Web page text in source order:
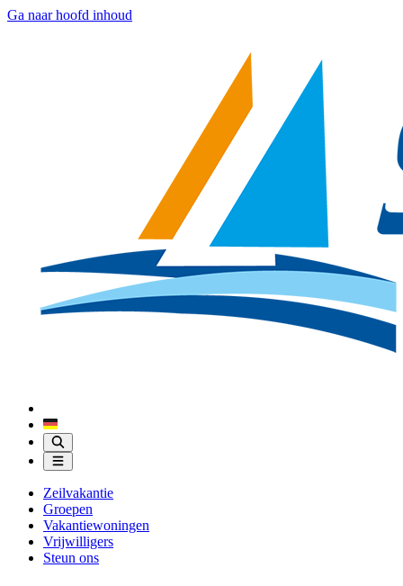
Ga naar hoofd inhoud
Zeilvakantie
Groepen
Vakantiewoningen
Vrijwilligers
Steun ons